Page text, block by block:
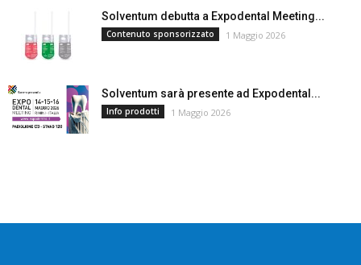
Solventum debutta a Expodental Meeting...
Contenuto sponsorizzato 1 Maggio 2026
Solventum sarà presente ad Expodental...
Info prodotti 1 Maggio 2026